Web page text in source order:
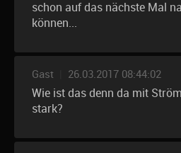
schon auf das nächste Mal
können...
Gast 26.03.2017 08:44:02
Wie ist das denn da mit
stark?